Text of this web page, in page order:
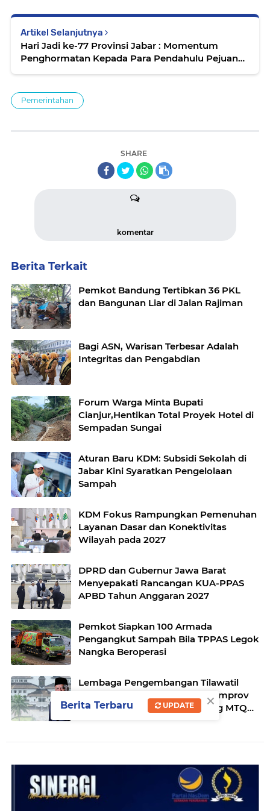
Artikel Selanjutnya
Hari Jadi ke-77 Provinsi Jabar : Momentum
Penghormatan Kepada Para Pendahulu Pejuang
Pemerintahan
SHARE
komentar
Berita Terkait
Pemkot Bandung Tertibkan 36 PKL
dan Bangunan Liar di Jalan Rajiman
Bagi ASN, Warisan Terbesar Adalah
Integritas dan Pengabdian
Forum Warga Minta Bupati
Cianjur,Hentikan Total Proyek Hotel di
Sempadan Sungai
Aturan Baru KDM: Subsidi Sekolah di
Jabar Kini Syaratkan Pengelolaan
Sampah
KDM Fokus Rampungkan Pemenuhan
Layanan Dasar dan Konektivitas
Wilayah pada 2027
DPRD dan Gubernur Jawa Barat
Menyepakati Rancangan KUA-PPAS
APBD Tahun Anggaran 2027
Pemkot Siapkan 100 Armada
Pengangkut Sampah Bila TPPAS Legok
Nangka Beroperasi
Lembaga Pengembangan Tilawatil
Quran Apresiasi Keputusan Pemprov
Jabar Selenggarakan Langsung MTQ
×
Berita Terbaru UPDATE